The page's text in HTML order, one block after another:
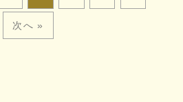
次へ »